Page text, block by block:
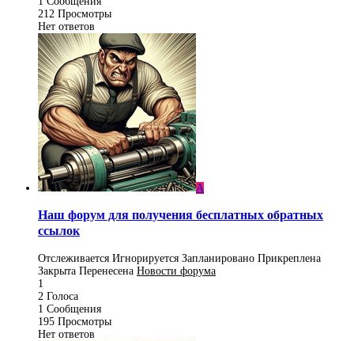
212 Просмотры
Нет ответов
A
Наш форум для получения бесплатных обратных
ссылок
Отслеживается Игнорируется Запланировано Прикреплена
Закрыта Перенесена Новости форума
1
2 Голоса
1 Сообщения
195 Просмотры
Нет ответов